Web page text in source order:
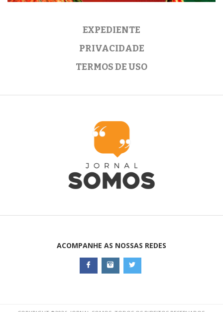
EXPEDIENTE
PRIVACIDADE
TERMOS DE USO
ACOMPANHE AS NOSSAS REDES